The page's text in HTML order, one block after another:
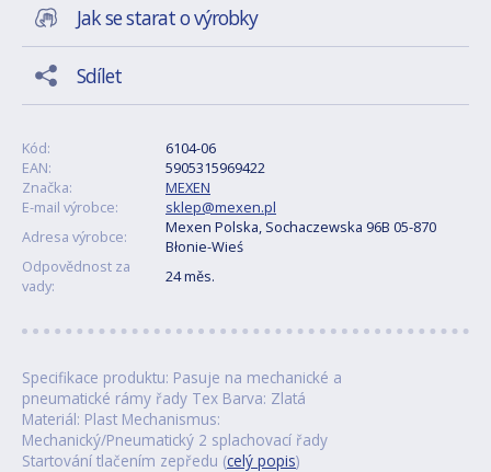
Jak se starat o výrobky
Sdílet
Kód:
6104-06
EAN:
5905315969422
Značka:
MEXEN
E-mail výrobce:
sklep@mexen.pl
Adresa výrobce:
Mexen Polska, Sochaczewska 96B 05-870
Błonie-Wieś
Odpovědnost za
vady:
24 měs.
Specifikace produktu: Pasuje na mechanické a
pneumatické rámy řady Tex Barva: Zlatá
Materiál: Plast Mechanismus:
Mechanický/Pneumatický 2 splachovací řady
Startování tlačením zepředu (celý popis)